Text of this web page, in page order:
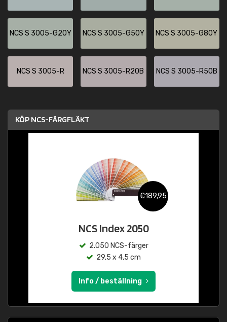
NCS S 3005-G20Y NCS S 3005-G50Y NCS S 3005-G80Y
NCS S 3005-R NCS S 3005-R20B NCS S 3005-R50B
KÖP NCS-FÄRGFLÄKT
€189,95
NCS Index 2050
2.050 NCS-färger
29,5 x 4,5 cm
Info / beställning